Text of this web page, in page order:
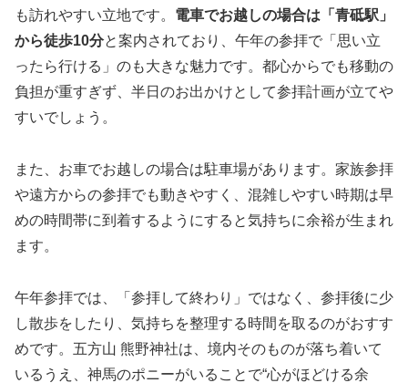
も訪れやすい立地です。 電車でお越しの場合は「青砥駅」
から徒歩10分と案内されており、午年の参拝で「思い立
ったら行ける」のも大きな魅力です。都心からでも移動の
負担が重すぎず、半日のお出かけとして参拝計画が立てや
すいでしょう。
また、お車でお越しの場合は駐車場があります。家族参拝
や遠方からの参拝でも動きやすく、混雑しやすい時期は早
めの時間帯に到着するようにすると気持ちに余裕が生まれ
ます。
午年参拝では、「参拝して終わり」ではなく、参拝後に少
し散歩をしたり、気持ちを整理する時間を取るのがおすす
めです。五方山 熊野神社は、境内そのものが落ち着いて
いるうえ、神馬のポニーがいることで“心がほどける余